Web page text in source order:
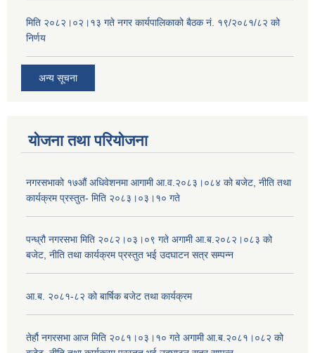
मिति २०८२।०२।१३ गते नगर कार्यपालिकाको बैठक नं. १९/२०८१/८२ को
निर्णय
अन्य सूचना
योजना तथा परियोजना
नगरसभाको १७औं अधिवेशनमा आगामी आ.व.२०८३।०८४ को बजेट, नीति तथा
कार्यक्रम प्रस्तुत- मिति २०८३।०३।१० गते
पन्ध्रौ नगरसभा मिति २०८२।०३।०९ गते अगामी आ.ब.२०८२।०८३ को
बजेट, नीति तथा कार्यक्रम प्रस्तुत भई उदघाटन सत्र सम्पन्न
आ.ब. २०८१-८२ को बार्षिक बजेट तथा कार्यक्रम
तेर्हौ नगरसभा आज मिति २०८१।०३।१० गते अगामी आ.ब.२०८१।०८२ को